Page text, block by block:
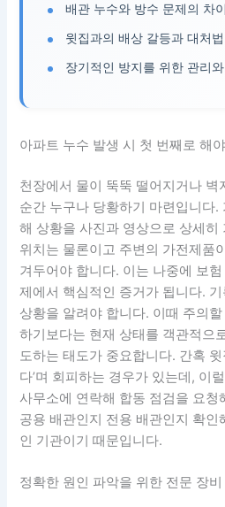
배관 누수와 방수 문제의 차
윗집과의 배상 갈등과 대처법
장기적인 방지를 위한 관리
아파트 누수 발생 시 첫 번째로 해
천장에서 물이 뚝뚝 떨어지거나 벽
순간 누구나 당황하기 마련입니다.
해 상황을 사진과 영상으로 상세히
위치는 물론이고 주변의 가전제품
겨두어야 합니다. 이는 나중에 보
제에서 핵심적인 증거가 됩니다.
상황을 알려야 합니다. 이때 주의
하기보다는 현재 상태를 객관적으
도하는 태도가 중요합니다. 간혹
다’며 회피하는 경우가 있는데, 이
사무소에 연락해 합동 점검을 요청
공용 배관인지 전용 배관인지 확인
인 기관이기 때문입니다.
정확한 원인 파악을 위한 전문 장비